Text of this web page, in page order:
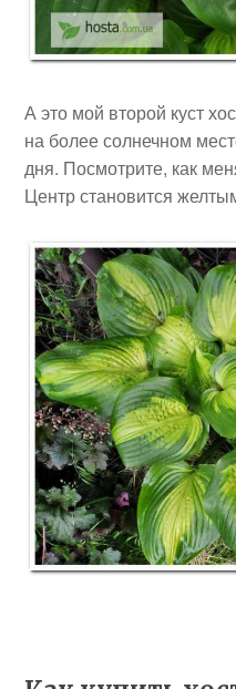
А это мой второй куст
на более солнечном
дня. Посмотрите, как
Центр становится